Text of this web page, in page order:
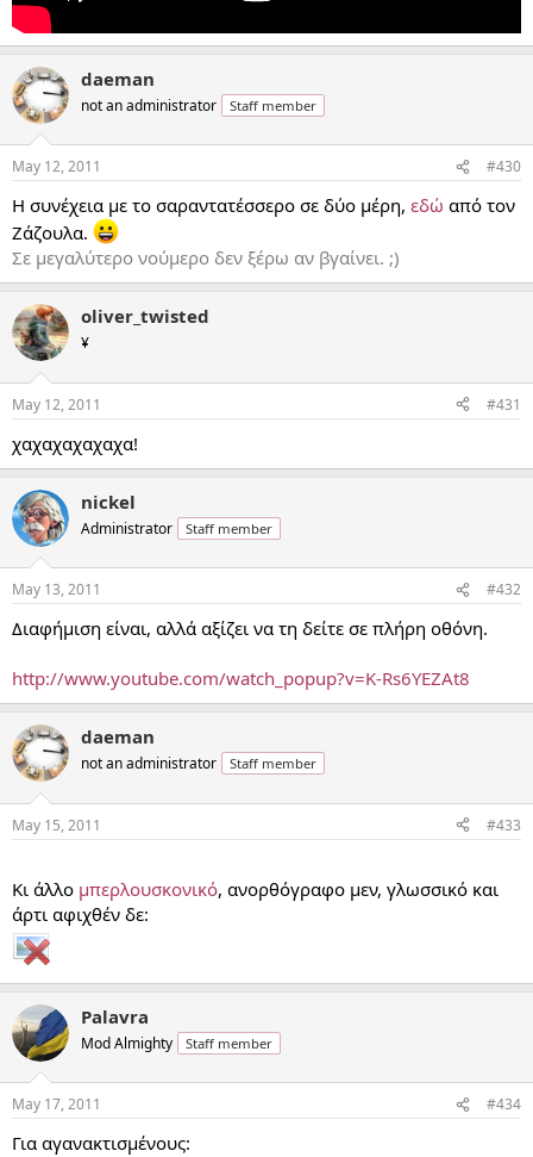
daeman
not an administrator Staff member
May 12, 2011 #430
Η συνέχεια με το σαραντατέσσερο σε δύο μέρη, εδώ από τον
Ζάζουλα.
Σε μεγαλύτερο νούμερο δεν ξέρω αν βγαίνει. ;)
oliver_twisted
¥
May 12, 2011 #431
χαχαχαχαχαχα!
nickel
Administrator Staff member
May 13, 2011 #432
Διαφήμιση είναι, αλλά αξίζει να τη δείτε σε πλήρη οθόνη.
http://www.youtube.com/watch_popup?v=K-Rs6YEZAt8
daeman
not an administrator Staff member
May 15, 2011 #433
Κι άλλο μπερλουσκονικό, ανορθόγραφο μεν, γλωσσικό και
άρτι αφιχθέν δε:
Palavra
Mod Almighty Staff member
May 17, 2011 #434
Για αγανακτισμένους: